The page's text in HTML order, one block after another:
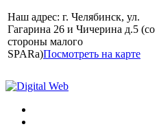
Наш адрес: г. Челябинск, ул.
Гагарина 26 и Чичерина д.5 (со
стороны малого
SPARa)Посмотреть на карте